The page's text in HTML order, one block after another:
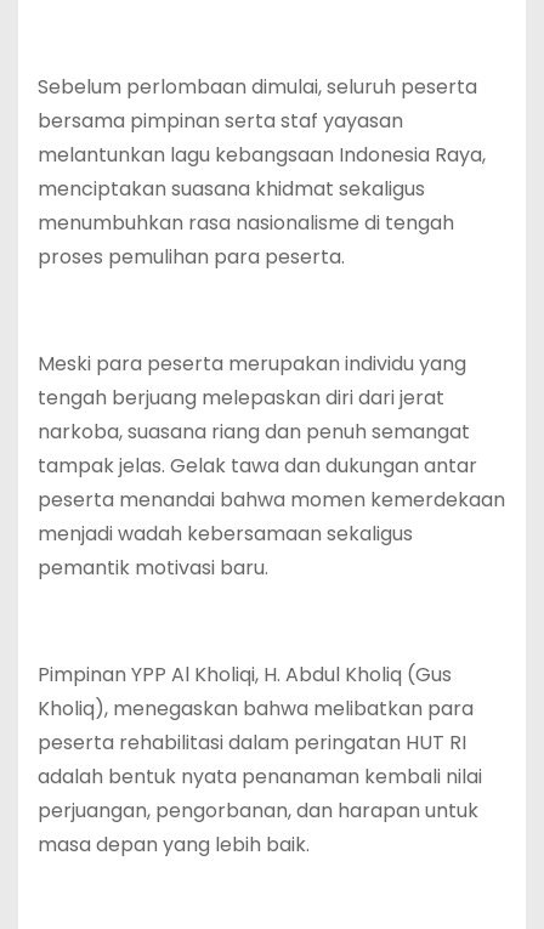
Sebelum perlombaan dimulai, seluruh peserta
bersama pimpinan serta staf yayasan
melantunkan lagu kebangsaan Indonesia Raya,
menciptakan suasana khidmat sekaligus
menumbuhkan rasa nasionalisme di tengah
proses pemulihan para peserta.
Meski para peserta merupakan individu yang
tengah berjuang melepaskan diri dari jerat
narkoba, suasana riang dan penuh semangat
tampak jelas. Gelak tawa dan dukungan antar
peserta menandai bahwa momen kemerdekaan
menjadi wadah kebersamaan sekaligus
pemantik motivasi baru.
Pimpinan YPP Al Kholiqi, H. Abdul Kholiq (Gus
Kholiq), menegaskan bahwa melibatkan para
peserta rehabilitasi dalam peringatan HUT RI
adalah bentuk nyata penanaman kembali nilai
perjuangan, pengorbanan, dan harapan untuk
masa depan yang lebih baik.